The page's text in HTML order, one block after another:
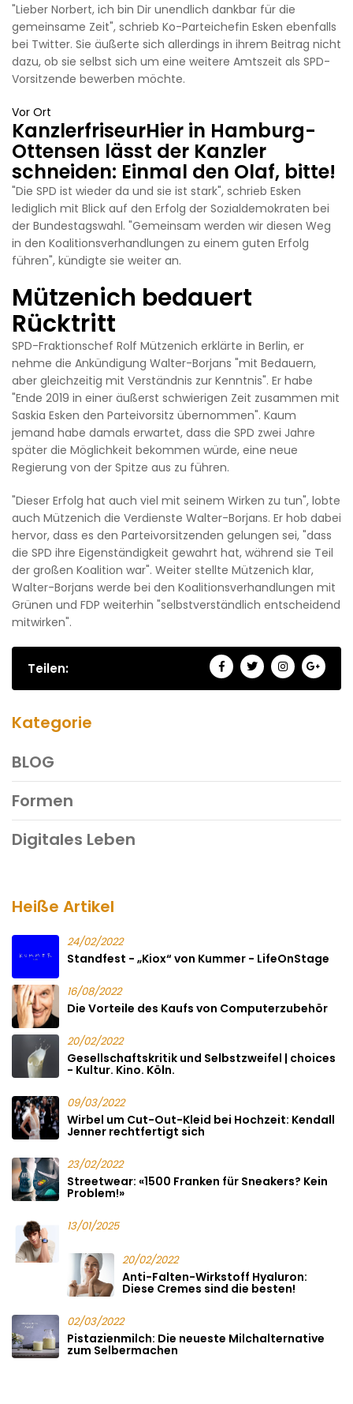
"Lieber Norbert, ich bin Dir unendlich dankbar für die
gemeinsame Zeit", schrieb Ko-Parteichefin Esken ebenfalls
bei Twitter. Sie äußerte sich allerdings in ihrem Beitrag nicht
dazu, ob sie selbst sich um eine weitere Amtszeit als SPD-
Vorsitzende bewerben möchte.
Vor Ort
KanzlerfriseurHier in Hamburg-
Ottensen lässt der Kanzler
schneiden: Einmal den Olaf, bitte!
"Die SPD ist wieder da und sie ist stark", schrieb Esken
lediglich mit Blick auf den Erfolg der Sozialdemokraten bei
der Bundestagswahl. "Gemeinsam werden wir diesen Weg
in den Koalitionsverhandlungen zu einem guten Erfolg
führen", kündigte sie weiter an.
Mützenich bedauert
Rücktritt
SPD-Fraktionschef Rolf Mützenich erklärte in Berlin, er
nehme die Ankündigung Walter-Borjans "mit Bedauern,
aber gleichzeitig mit Verständnis zur Kenntnis". Er habe
"Ende 2019 in einer äußerst schwierigen Zeit zusammen mit
Saskia Esken den Parteivorsitz übernommen". Kaum
jemand habe damals erwartet, dass die SPD zwei Jahre
später die Möglichkeit bekommen würde, eine neue
Regierung von der Spitze aus zu führen.
"Dieser Erfolg hat auch viel mit seinem Wirken zu tun", lobte
auch Mützenich die Verdienste Walter-Borjans. Er hob dabei
hervor, dass es den Parteivorsitzenden gelungen sei, "dass
die SPD ihre Eigenständigkeit gewahrt hat, während sie Teil
der großen Koalition war". Weiter stellte Mützenich klar,
Walter-Borjans werde bei den Koalitionsverhandlungen mit
Grünen und FDP weiterhin "selbstverständlich entscheidend
mitwirken".
Teilen:
Kategorie
BLOG
Formen
Digitales Leben
Heiße Artikel
24/02/2022
Standfest - „Kiox“ von Kummer - LifeOnStage
16/08/2022
Die Vorteile des Kaufs von Computerzubehör
20/02/2022
Gesellschaftskritik und Selbstzweifel | choices
- Kultur. Kino. Köln.
09/03/2022
Wirbel um Cut-Out-Kleid bei Hochzeit: Kendall
Jenner rechtfertigt sich
23/02/2022
Streetwear: «1500 Franken für Sneakers? Kein
Problem!»
13/01/2025
20/02/2022
Anti-Falten-Wirkstoff Hyaluron:
Diese Cremes sind die besten!
02/03/2022
Pistazienmilch: Die neueste Milchalternative
zum Selbermachen